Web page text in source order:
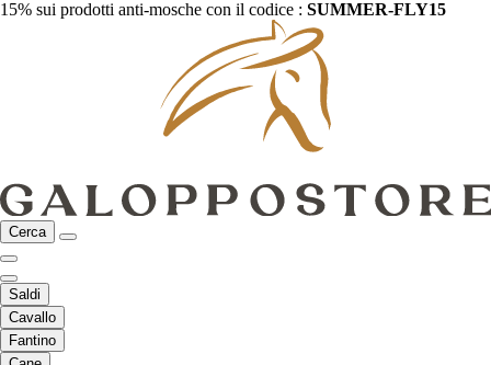
15% sui prodotti anti-mosche con il codice : SUMMER-FLY15
Cerca
Saldi
Cavallo
Fantino